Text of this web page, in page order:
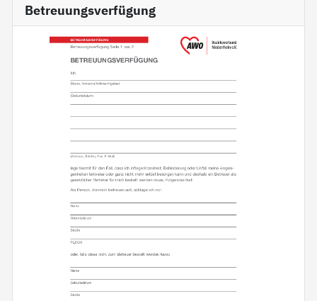
Betreuungsverfügung